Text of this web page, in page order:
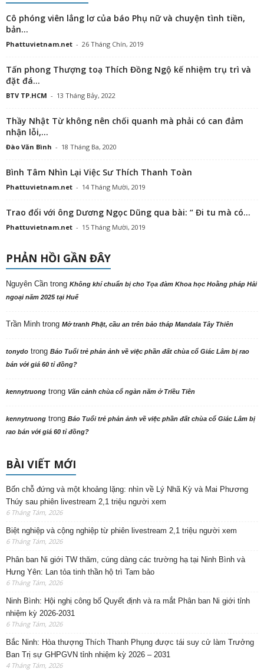
Cô phóng viên lẳng lơ của báo Phụ nữ và chuyện tình tiền,
bản...
Phattuvietnam.net - 26 Tháng Chín, 2019
Tấn phong Thượng toạ Thích Đồng Ngộ kế nhiệm trụ trì và
đặt đá...
BTV TP.HCM - 13 Tháng Bảy, 2022
Thầy Nhật Từ không nên chối quanh mà phải có can đảm
nhận lỗi,...
Đào Văn Bình - 18 Tháng Ba, 2020
Bình Tâm Nhìn Lại Việc Sư Thích Thanh Toàn
Phattuvietnam.net - 14 Tháng Mười, 2019
Trao đổi với ông Dương Ngọc Dũng qua bài: “ Đi tu mà có...
Phattuvietnam.net - 15 Tháng Mười, 2019
PHẢN HỒI GẦN ĐÂY
Nguyên Cần trong Không khí chuẩn bị cho Tọa đàm Khoa học Hoằng pháp Hải
ngoại năm 2025 tại Huế
Trần Minh trong Mở tranh Phật, cầu an trên bảo tháp Mandala Tây Thiên
tonydo trong Báo Tuổi trẻ phản ảnh về việc phần đất chùa cổ Giác Lâm bị rao
bán với giá 60 tỉ đồng?
kennytruong trong Vãn cảnh chùa cổ ngàn năm ở Triều Tiên
kennytruong trong Báo Tuổi trẻ phản ảnh về việc phần đất chùa cổ Giác Lâm bị
rao bán với giá 60 tỉ đồng?
BÀI VIẾT MỚI
Bốn chỗ đứng và một khoảng lặng: nhìn về Lý Nhã Kỳ và Mai Phương
Thúy sau phiên livestream 2,1 triệu người xem
6 Tháng Tám, 2026
Biệt nghiệp và cộng nghiệp từ phiên livestream 2,1 triệu người xem
6 Tháng Tám, 2026
Phân ban Ni giới TW thăm, cúng dàng các trường hạ tại Ninh Bình và
Hưng Yên: Lan tỏa tinh thần hộ trì Tam bảo
6 Tháng Tám, 2026
Ninh Bình: Hội nghị công bố Quyết định và ra mắt Phân ban Ni giới tỉnh
nhiệm kỳ 2026-2031
6 Tháng Tám, 2026
Bắc Ninh: Hòa thượng Thích Thanh Phụng được tái suy cử làm Trưởng
Ban Trị sự GHPGVN tỉnh nhiệm kỳ 2026 – 2031
4 Tháng Tám, 2026